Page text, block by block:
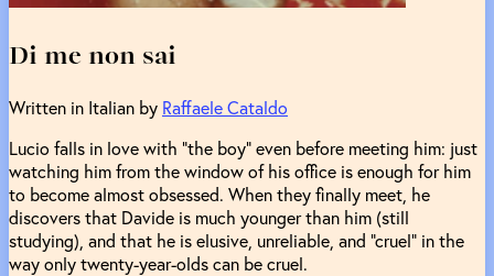
Di me non sai
Written in Italian by Raffaele Cataldo
Lucio falls in love with "the boy" even before meeting him: just
watching him from the window of his office is enough for him
to become almost obsessed. When they finally meet, he
discovers that Davide is much younger than him (still
studying), and that he is elusive, unreliable, and "cruel" in the
way only twenty-year-olds can be cruel.